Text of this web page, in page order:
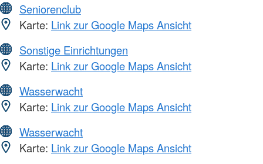
Seniorenclub
Karte: Link zur Google Maps Ansicht
Sonstige Einrichtungen
Karte: Link zur Google Maps Ansicht
Wasserwacht
Karte: Link zur Google Maps Ansicht
Wasserwacht
Karte: Link zur Google Maps Ansicht